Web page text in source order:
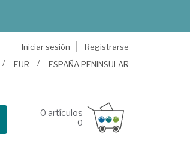
Iniciar sesión
Registrarse
EUR ESPAÑA PENINSULAR
0 artículos
0